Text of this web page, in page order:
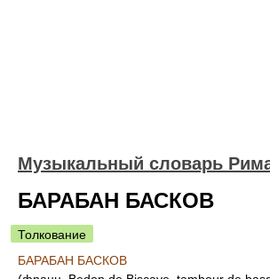
Музыкальный словарь
БАРАБАН БАСКОВ
Толкование
БАРАБАН БАСКОВ